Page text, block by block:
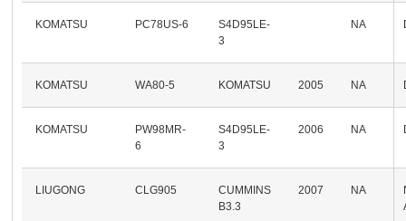
KOMATSU PC78US-6
S4D95LE-
3
NA
KOMATSU WA80-5 KOMATSU 2005 NA
KOMATSU
PW98MR-
6
S4D95LE-
3
2006 NA
LIUGONG CLG905
CUMMINS
B3.3
2007 NA